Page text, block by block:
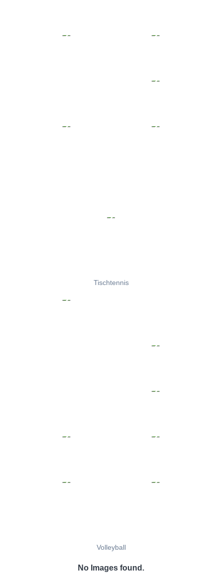
Tischtennis
Volleyball
No Images found.